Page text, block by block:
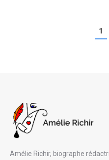
1
Amélie Richir, biographe